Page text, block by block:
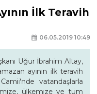
İlk Teravih
06.05.2019 10:49
Uğur İbrahim Altay,
ayının ilk teravih
vatandaşlarla
ülkemize ve tüm